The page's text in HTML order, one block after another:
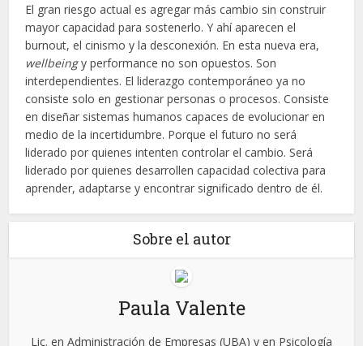
El gran riesgo actual es agregar más cambio sin construir
mayor capacidad para sostenerlo. Y ahí aparecen el
burnout, el cinismo y la desconexión. En esta nueva era,
wellbeingy performance no son opuestos. Son
interdependientes. El liderazgo contemporáneo ya no
consiste solo en gestionar personas o procesos. Consiste
en diseñar sistemas humanos capaces de evolucionar en
medio de la incertidumbre. Porque el futuro no será
liderado por quienes intenten controlar el cambio. Será
liderado por quienes desarrollen capacidad colectiva para
aprender, adaptarse y encontrar significado dentro de él.
Sobre el autor
Paula Valente
Lic. en Administración de Empresas (UBA) y en Psicología